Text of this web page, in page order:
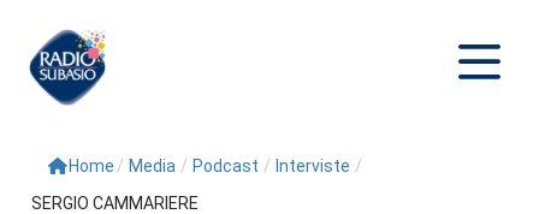
Cerca
Home / Media / Podcast / Interviste /
SERGIO CAMMARIERE